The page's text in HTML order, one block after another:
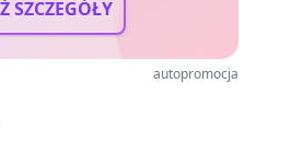
SZCZEGÓŁY
autopromocja